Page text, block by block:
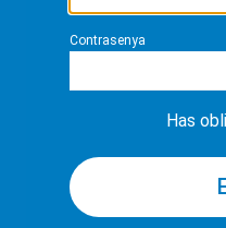
Contrasenya
Has